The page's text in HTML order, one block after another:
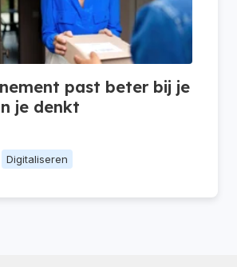
past beter bij je
je denkt
Digitaliseren